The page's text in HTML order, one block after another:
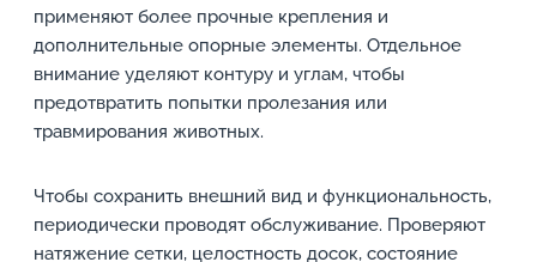
применяют более прочные крепления и
дополнительные опорные элементы. Отдельное
внимание уделяют контуру и углам, чтобы
предотвратить попытки пролезания или
травмирования животных.
Чтобы сохранить внешний вид и функциональность,
периодически проводят обслуживание. Проверяют
натяжение сетки, целостность досок, состояние